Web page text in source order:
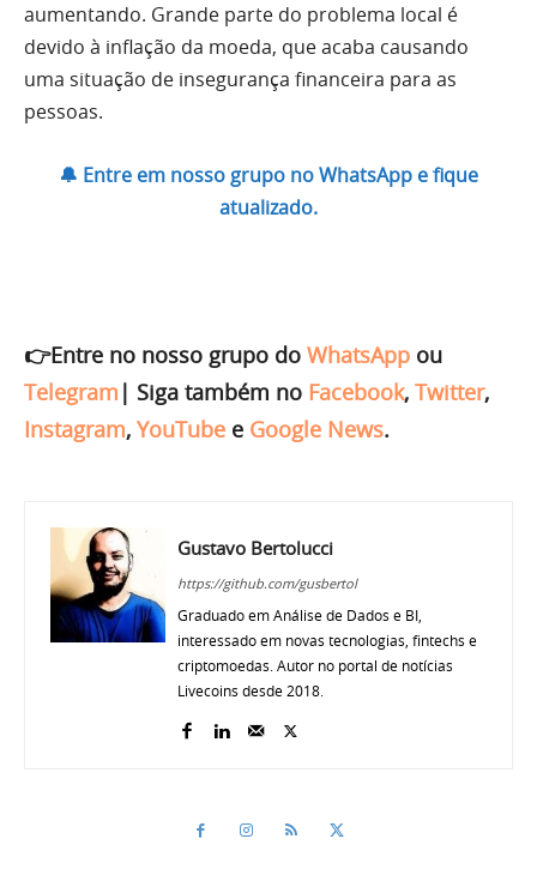
aumentando. Grande parte do problema local é
devido à inflação da moeda, que acaba causando
uma situação de insegurança financeira para as
pessoas.
🔔 Entre em nosso grupo no WhatsApp e fique
atualizado.
👉Entre no nosso grupo do WhatsApp ou
Telegram | Siga também no Facebook, Twitter,
Instagram, YouTube e Google News.
Gustavo Bertolucci
https://github.com/gusbertol
Graduado em Análise de Dados e BI,
interessado em novas tecnologias, fintechs e
criptomoedas. Autor no portal de notícias
Livecoins desde 2018.